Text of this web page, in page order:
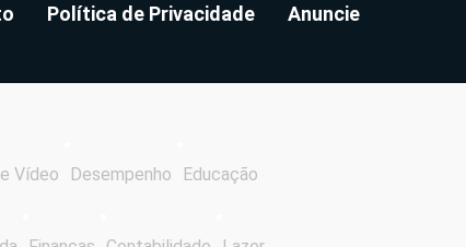
Política de Privacidade Anuncie
Vídeo Desempenho Educação